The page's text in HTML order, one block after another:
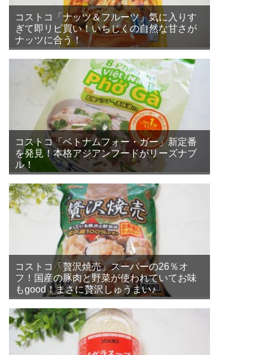
コストコ「ナッツ＆フルーツ」気に入りす
ぎて即リピ買い！いちじくの自然な甘さが
ナッツに合う！
コストコ「ベトナムフォー・ガー」新定番
を発見！本格アジアンフードがリーズナブ
ル！
コストコ「贅沢焼売」スーパーの26％オ
フ！国産の豚肉と野菜が使われていてお味
もgood！まさに贅沢しゅうまい♪